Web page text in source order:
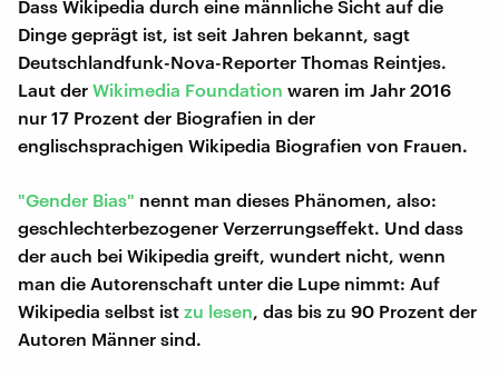
Dass Wikipedia durch eine männliche Sicht auf die
Dinge geprägt ist, ist seit Jahren bekannt, sagt
Deutschlandfunk-Nova-Reporter Thomas Reintjes.
Laut der Wikimedia Foundation waren im Jahr 2016
nur 17 Prozent der Biografien in der
englischsprachigen Wikipedia Biografien von Frauen.
"Gender Bias" nennt man dieses Phänomen, also:
geschlechterbezogener Verzerrungseffekt. Und dass
der auch bei Wikipedia greift, wundert nicht, wenn
man die Autorenschaft unter die Lupe nimmt: Auf
Wikipedia selbst ist zu lesen , das bis zu 90 Prozent der
Autoren Männer sind.